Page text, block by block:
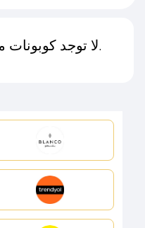
لا توجد كوبونات متاحة لـهذا المتجر حاليًا.